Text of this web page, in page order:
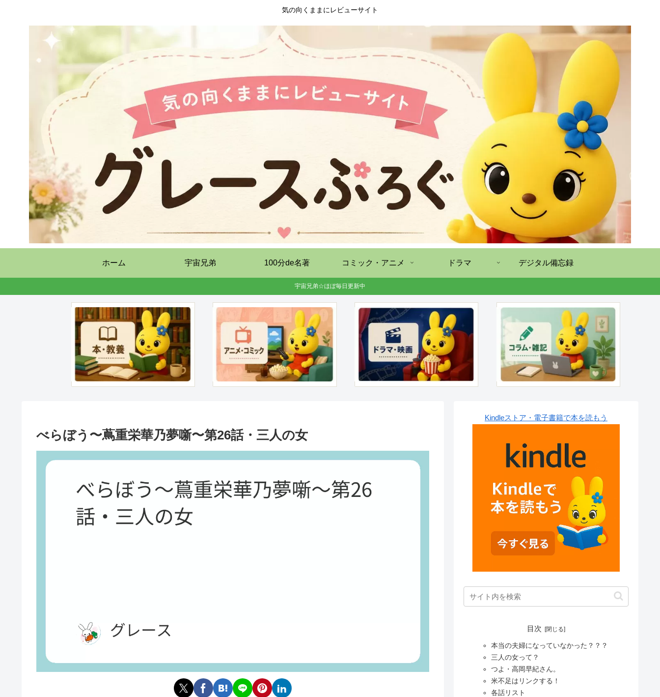
気の向くままにレビューサイト
ホーム 宇宙兄弟 100分de名著 コミック・アニメ ドラマ デジタル備忘録
宇宙兄弟☆ほぼ毎日更新中
べらぼう〜蔦重栄華乃夢噺〜第26話・三人の女
Kindleストア・電子書籍で本を読もう
目次
本当の夫婦になっていなかった？？？
三人の女って？
つよ・高岡早紀さん。
米不足はリンクする！
各話リスト